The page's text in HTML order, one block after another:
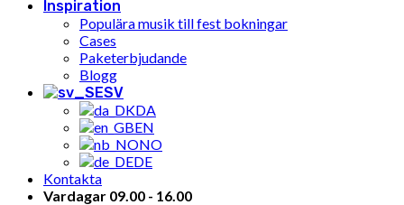
Inspiration
Populära musik till fest bokningar
Cases
Paketerbjudande
Blogg
SV
DA
EN
NO
DE
Kontakta
Vardagar 09.00 - 16.00